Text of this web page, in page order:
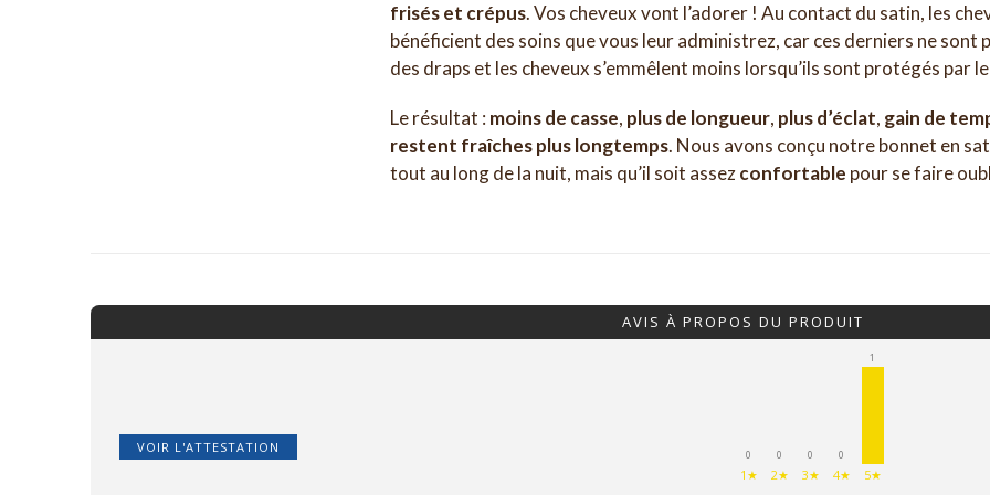
frisés et crépus. Vos cheveux vont l’adorer ! Au contact du satin, les
bénéficient des soins que vous leur administrez, car ces derniers ne sont
des draps et les cheveux s’emmêlent moins lorsqu’ils sont protégés par
Le résultat : moins de casse, plus de longueur, plus d’éclat, gain de
restent fraîches plus longtemps. Nous avons conçu notre bonnet en
tout au long de la nuit, mais qu’il soit assezconfortable pour se faire
AVIS À PROPOS DU PRODUIT
VOIR L'ATTESTATION 0
1★
0
2★
0
3★
0
4★
1
5★